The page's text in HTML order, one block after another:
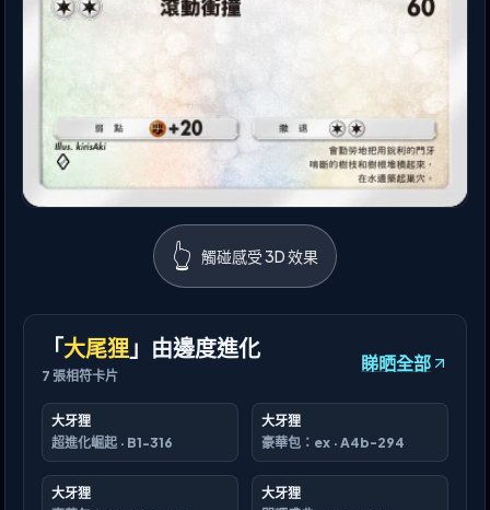
👆 觸碰感受 3D 效果
「大尾狸 」由邊度進化
7 張相符卡片
睇晒全部
大牙狸
超進化崛起 · B1-316
大牙狸
豪華包：ex · A4b-294
大牙狸
大牙狸